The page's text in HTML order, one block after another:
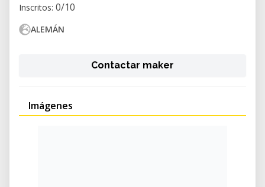
Inscritos: 0/10
ALEMÁN
Contactar maker
Imágenes